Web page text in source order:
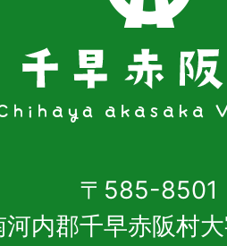
〒585-8501
河内郡千早赤阪村